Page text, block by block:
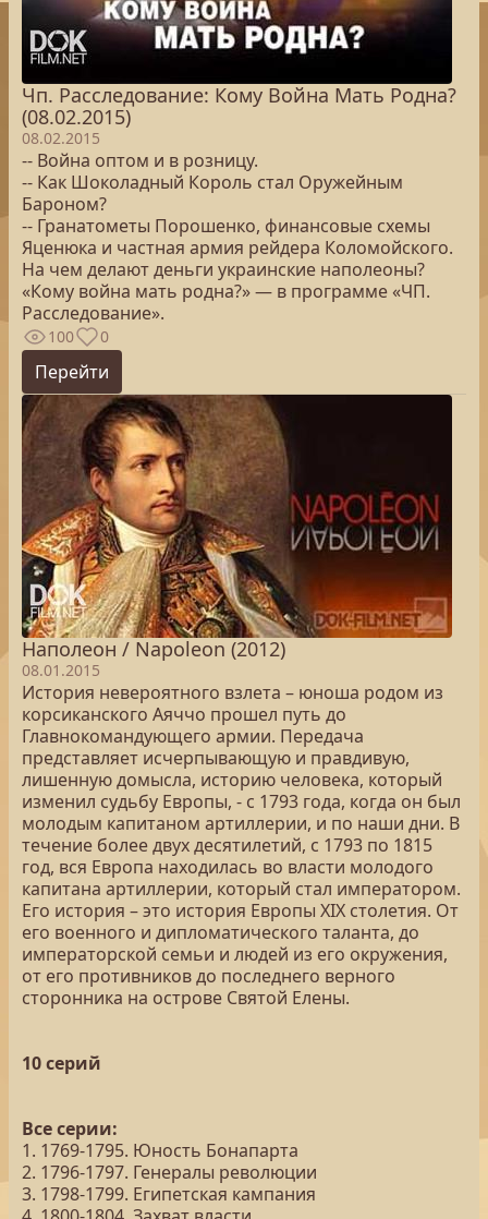
Чп. Расследование: Кому Война Мать Родна?
(08.02.2015)
08.02.2015
-- Война оптом и в розницу.
-- Как Шоколадный Король стал Оружейным
Бароном?
-- Гранатометы Порошенко, финансовые схемы
Яценюка и частная армия рейдера Коломойского.
На чем делают деньги украинские наполеоны?
«Кому война мать родна?» — в программе «ЧП.
Расследование».
100 0
Перейти
Наполеон / Napoleon (2012)
08.01.2015
История невероятного взлета – юноша родом из
корсиканского Аяччо прошел путь до
Главнокомандующего армии. Передача
представляет исчерпывающую и правдивую,
лишенную домысла, историю человека, который
изменил судьбу Европы, - с 1793 года, когда он был
молодым капитаном артиллерии, и по наши дни. В
течение более двух десятилетий, с 1793 по 1815
год, вся Европа находилась во власти молодого
капитана артиллерии, который стал императором.
Его история – это история Европы XIX столетия. От
его военного и дипломатического таланта, до
императорской семьи и людей из его окружения,
от его противников до последнего верного
сторонника на острове Святой Елены.
10 серий
Все серии:
1. 1769-1795. Юность Бонапарта
2. 1796-1797. Генералы революции
3. 1798-1799. Египетская кампания